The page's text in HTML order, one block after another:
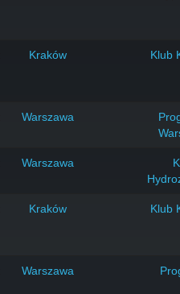
Kraków Klub
Warszawa
Warszawa
Kraków Klub
Warszawa